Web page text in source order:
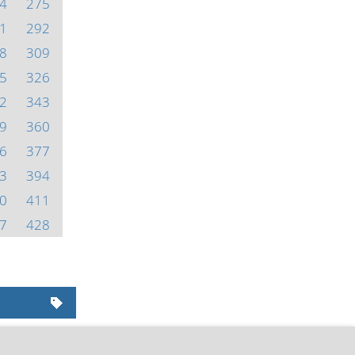
292
309
326
343
360
377
394
411
428